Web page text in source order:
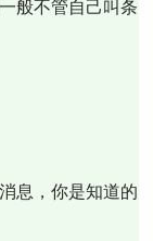
般不管自己叫条
息，你是知道的